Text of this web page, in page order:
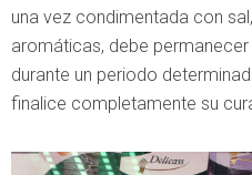
una vez condimentada con
aromáticas, debe
durante un periodo
finalice completamente su